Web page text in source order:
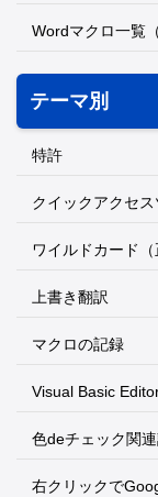
Wordマクロ一覧
テーマ別
特許
クイックアクセ
ワイルドカード（
上書き翻訳
マクロの記録
Visual Basic Editor
色deチェック関
右クリックで